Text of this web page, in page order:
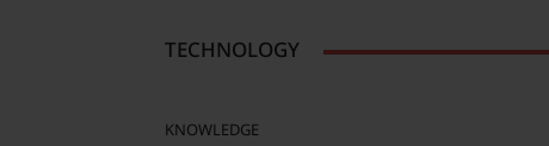
TECHNOLOGY
KNOWLEDGE